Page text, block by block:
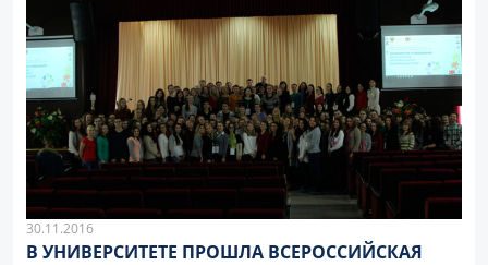
30.11.2016
В УНИВЕРСИТЕТЕ ПРОШЛА ВСЕРОССИЙСКАЯ